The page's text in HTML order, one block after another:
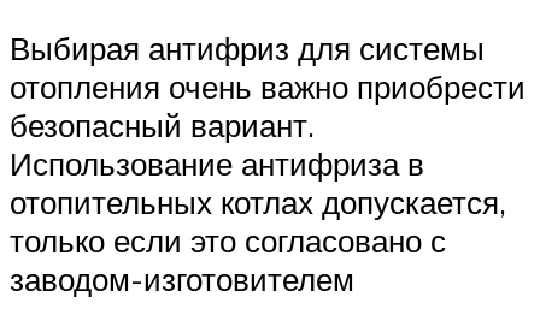
Выбирая антифриз для системы
отопления очень важно приобрести
безопасный вариант.
Использование антифриза в
отопительных котлах допускается,
только если это согласовано с
заводом-изготовителем